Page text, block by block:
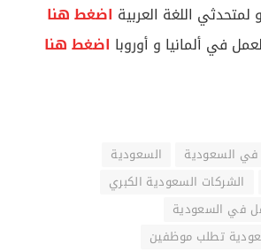
اضغط هنا
في ألمانيا و أوروبا اضغط هنا
في السعودية
السعودية
الشركات السعودية الكبري
في السعودية
تطلب موظفين